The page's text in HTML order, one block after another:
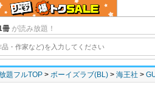
冊 が読み放題！
題フルTOP ボーイズラブ(BL) 海王社